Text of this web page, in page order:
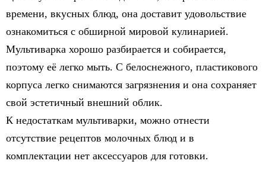
времени, вкусных блюд, она доставит удовольствие
ознакомиться с обширной мировой кулинарией.
Мультиварка хорошо разбирается и собирается,
поэтому её легко мыть. С белоснежного, пластикового
корпуса легко снимаются загрязнения и она сохраняет
свой эстетичный внешний облик.
К недостаткам мультиварки, можно отнести
отсутствие рецептов молочных блюд и в
комплектации нет аксессуаров для готовки.